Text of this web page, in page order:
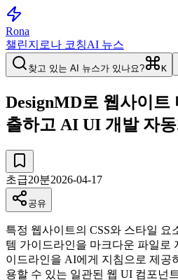
Rona
챌린지 로나 코칭AI 뉴스
찾고 있는 AI 뉴스가 있나요? K
DesignMD로 웹사이트
출하고 AI UI 개발 자동
초급20분2026-04-17
공유
특정 웹사이트의 CSS와 스타일 요
템 가이드라인을 마크다운 파일로
이드라인을 AI에게 지침으로 제공
용할 수 있는 일관된 웹 UI 컴포넌